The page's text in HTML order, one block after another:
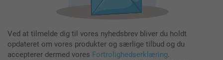
Ved at tilmelde dig til vores nyhedsbrev bliver du holdt
opdateret om vores produkter og særlige tilbud og du
accepterer dermed vores Fortrolighedserklæring.